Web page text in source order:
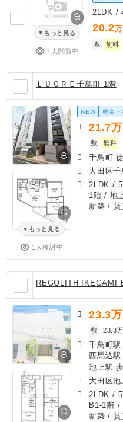
もっと見る
1人閲覧中
2LDK /
20.2
敷 無料
ＬＵＯＲＥ千鳥町 1階
もっと見る
1人検討中
NEW 敷金・
21.7
敷
無料
千鳥町
大田区千
2LDK /
1階 / 地
新築 / 賃
REGOLITH IKEGAMI
23.3
敷
23.3
千鳥町駅
西馬込駅
池上駅 歩
大田区池
2LDK /
B1-1階 /
新築 / 賃